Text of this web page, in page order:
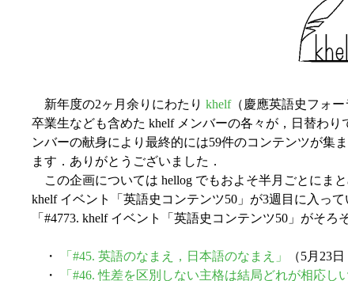
新年度の2ヶ月余りにわたり khelf（慶應英語史フォ
卒業生なども含めた khelf メンバーの各々が，日替わ
ンバーの献身により最終的には59件のコンテンツが集
ます．ありがとうございました．
この企画については hellog でもおよそ半月ごとにま
khelf イベント「英語史コンテンツ50」が3週目に入っ
「#4773. khelf イベント「英語史コンテンツ50」がそろ
・ 「#45. 英語のなまえ，日本語のなまえ」
（5月23
・
「#46. 性差を区別しない主格は結局どれが相応し